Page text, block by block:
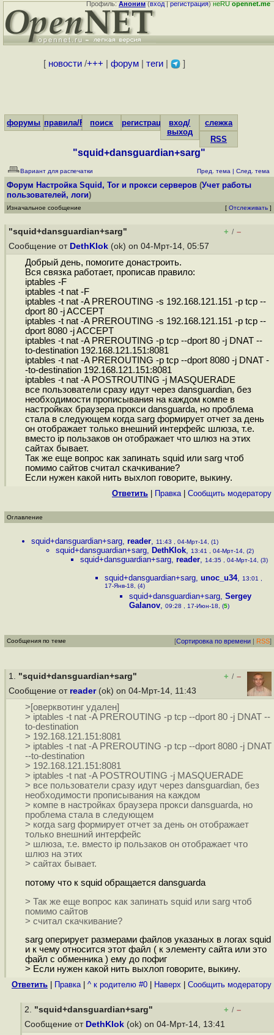
Профиль:Аноним(вход|регистрация)неRUopennet.me
[ новости/+++ форум| теги| ]
форумы правила/FAQпоиск регистрациявход/
выход
слежка
RSS
"squid+dansguardian+sarg"
Вариант для распечатки Пред. тема | След. тема
Форум Настройка Squid, Tor и прокси серверов (Учет работы
пользователей, логи)
Изначальное сообщение [ Отслеживать ]
"squid+dansguardian+sarg" + / –
Сообщение от DethKlok (ok) on 04-Мрт-14, 05:57
Добрый день, помогите донастроить.
Вся связка работает, прописав правило:
iptables -F
iptables -t nat -F
iptables -t nat -A PREROUTING -s 192.168.121.151 -p tcp --
dport 80 -j ACCEPT
iptables -t nat -A PREROUTING -s 192.168.121.151 -p tcp --
dport 8080 -j ACCEPT
iptables -t nat -A PREROUTING -p tcp --dport 80 -j DNAT --
to-destination 192.168.121.151:8081
iptables -t nat -A PREROUTING -p tcp --dport 8080 -j DNAT -
-to-destination 192.168.121.151:8081
iptables -t nat -A POSTROUTING -j MASQUERADE
все пользователи сразу идут через dansguardian, без
необходимости прописывания на каждом компе в
настройках браузера прокси dansguarda, но проблема
стала в следующем когда sarg формирует отчет за день
он отображает только внешний интерфейс шлюза, т.е.
вместо ip пользаков он отображает что шлюз на этих
сайтах бывает.
Так же еще вопрос как запинать squid или sarg чтоб
помимо сайтов считал скачкивание?
Если нужен какой нить выхлоп говорите, выкину.
Ответить Правка| Cообщить модератору
Оглавление
squid+dansguardian+sarg, reader, 11:43 , 04-Мрт-14, (1)
squid+dansguardian+sarg, DethKlok, 13:41 , 04-Мрт-14, (2)
squid+dansguardian+sarg, reader, 14:35 , 04-Мрт-14, (3)
squid+dansguardian+sarg, unoc_u34, 13:01 ,
17-Янв-18, (4)
squid+dansguardian+sarg, Sergey
Galanov, 09:28 , 17-Июн-18, (5)
Сообщения по теме [Сортировка по времени | RSS]
1. "squid+dansguardian+sarg" + / –
Сообщение от reader(ok) on 04-Мрт-14, 11:43
>[оверквотинг удален]
> iptables -t nat -A PREROUTING -p tcp --dport 80 -j DNAT --
to-destination
> 192.168.121.151:8081
> iptables -t nat -A PREROUTING -p tcp --dport 8080 -j DNAT
--to-destination
> 192.168.121.151:8081
> iptables -t nat -A POSTROUTING -j MASQUERADE
> все пользователи сразу идут через dansguardian, без
необходимости прописывания на каждом
> компе в настройках браузера прокси dansguarda, но
проблема стала в следующем
> когда sarg формирует отчет за день он отображает
только внешний интерфейс
> шлюза, т.е. вместо ip пользаков он отображает что
шлюз на этих
> сайтах бывает.
потому что к squid обращается dansguarda
> Так же еще вопрос как запинать squid или sarg чтоб
помимо сайтов
> считал скачкивание?
sarg оперирует размерами файлов указаных в логах squid
и к чему относится этот файл ( к элементу сайта или это
файл с обменника ) ему до пофиг
> Если нужен какой нить выхлоп говорите, выкину.
Ответить Правка| ^ к родителю #0 Наверх Cообщить модератору
2. "squid+dansguardian+sarg" + / –
Сообщение от DethKlok (ok) on 04-Мрт-14, 13:41